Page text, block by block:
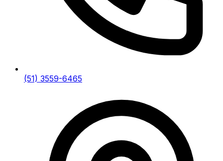
(51) 3559-6465